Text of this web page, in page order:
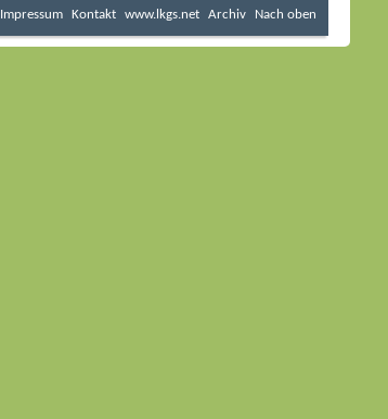
Impressum Kontakt www.lkgs.net Archiv Nach oben